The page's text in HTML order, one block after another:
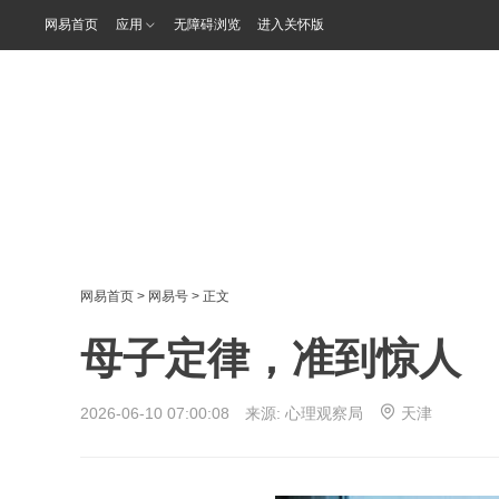
网易首页 应用 无障碍浏览 进入关怀版
网易首页 > 网易号 > 正文
母子定律，准到惊人
2026-06-10 07:00:08 来源: 心理观察局 天津